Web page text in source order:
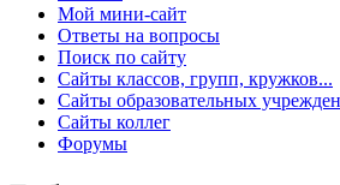
Мой мини-сайт
Ответы на вопросы
Поиск по сайту
Сайты классов, групп, кружков...
Сайты образовательных
Сайты коллег
Форумы